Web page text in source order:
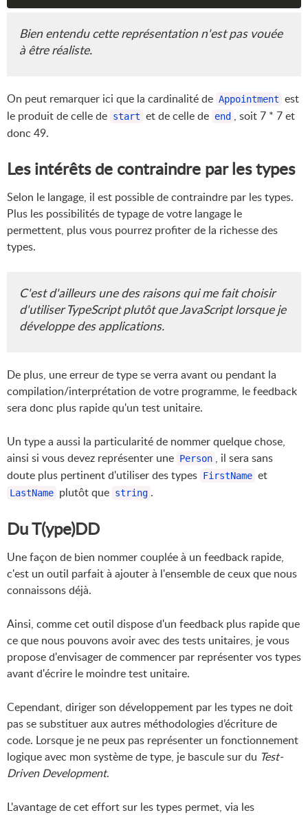
Bien entendu cette représentation n'est pas vouée
à être réaliste.
On peut remarquer ici que la cardinalité de Appointment est
le produit de celle de start et de celle de end , soit 7 * 7 et
donc 49.
Les intérêts de contraindre par les types
Selon le langage, il est possible de contraindre par les types.
Plus les possibilités de typage de votre langage le
permettent, plus vous pourrez profiter de la richesse des
types.
C'est d'ailleurs une des raisons qui me fait choisir
d'utiliserTypeScriptplutôt queJavaScriptlorsque je
développe des applications.
De plus, une erreur de type se verra avant ou pendant la
compilation/interprétation de votre programme, le feedback
sera donc plus rapide qu'un test unitaire.
Un type a aussi la particularité de nommer quelque chose,
ainsi si vous devez représenter une Person , il sera sans
doute plus pertinent d'utiliser des types FirstName et
LastName plutôt que string .
Du T(ype)DD
Une façon de bien nommer couplée à un feedback rapide,
c'est un outil parfait à ajouter à l'ensemble de ceux que nous
connaissons déjà.
Ainsi, comme cet outil dispose d'un feedback plus rapide que
ce que nous pouvons avoir avec des tests unitaires, je vous
propose d'envisager de commencer par représenter vos types
avant d'écrire le moindre test unitaire.
Cependant, diriger son développement par les types ne doit
pas se substituer aux autres méthodologies d’écriture de
code. Lorsque je ne peux pas représenter un fonctionnement
logique avec mon système de type, je bascule sur du Test-
Driven Development.
L'avantage de cet effort sur les types permet, via les